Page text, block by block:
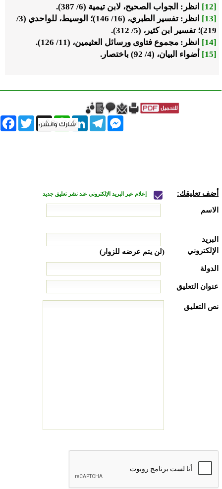
[12]
انظر: الجواب الصحيح، لابن تيمية (6/ 387).
[13]
انظر: تفسير الطبري، (16/ 146)؛ الوسيط، للواحدي (3/
219)؛ تفسير ابن كثير، (5/ 312).
[14]
انظر: مجموع فتاوى ورسائل العثيمين، (11/ 126).
[15]
أضواء البيان، (4/ 92) باختصار.
Twitter X
WhatsAppLinkedInTelegram
Messenger
أضف تعليقك: إعلام عبر البريد الإلكتروني عند نشر تعليق جديد
الاسم
البريد
الإلكتروني
(لن يتم عرضه للزوار)
الدولة
عنوان التعليق
نص التعليق